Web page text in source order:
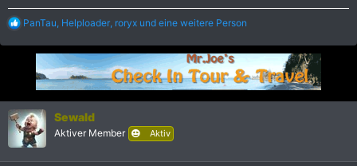
R
a
n
e
n
:
PanTau Helploader roryx und eine weitere Person
Sewald
Aktiver Member Aktiv